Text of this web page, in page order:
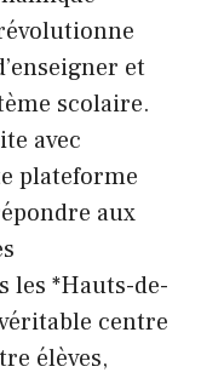
et
scolaire.
avec
plateforme
aux
les *Hauts-de-
centre
élèves,